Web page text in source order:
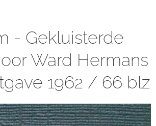
- Gekluisterde
Ward Hermans
1962 / 66 blz